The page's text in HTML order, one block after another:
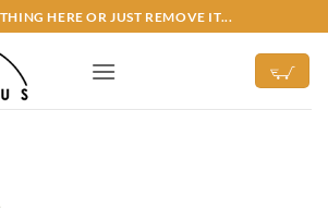
HERE OR JUST REMOVE IT...